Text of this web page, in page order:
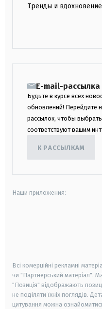
Тренды и вдохновение
E-mail-рассылка
Будьте в курсе всех
обновлений! Перейдите
рассылок, чтобы
соответствуют вашим
К РАССЫЛКАМ
Наши приложения:
Всі комерційні рекламні
чи "Партнерський матеріал".
"Позиція" відображають
не поділяти їхніх поглядів.
цитування можна